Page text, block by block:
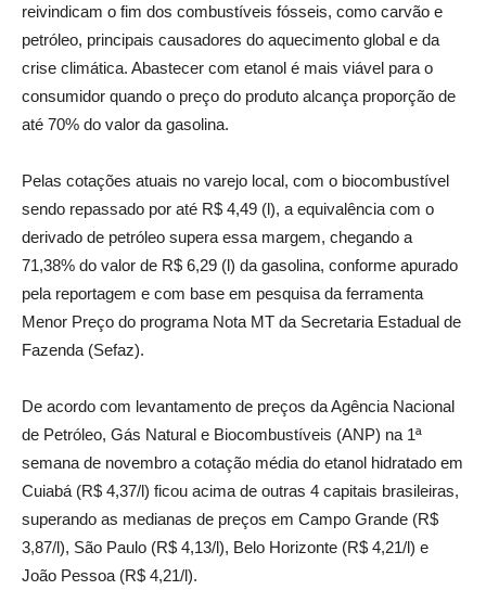
reivindicam o fim dos combustíveis fósseis, como carvão e
petróleo, principais causadores do aquecimento global e da
crise climática. Abastecer com etanol é mais viável para o
consumidor quando o preço do produto alcança proporção de
até 70% do valor da gasolina.
Pelas cotações atuais no varejo local, com o biocombustível
sendo repassado por até R$ 4,49 (l), a equivalência com o
derivado de petróleo supera essa margem, chegando a
71,38% do valor de R$ 6,29 (l) da gasolina, conforme apurado
pela reportagem e com base em pesquisa da ferramenta
Menor Preço do programa Nota MT da Secretaria Estadual de
Fazenda (Sefaz).
De acordo com levantamento de preços da Agência Nacional
de Petróleo, Gás Natural e Biocombustíveis (ANP) na 1ª
semana de novembro a cotação média do etanol hidratado em
Cuiabá (R$ 4,37/l) ficou acima de outras 4 capitais brasileiras,
superando as medianas de preços em Campo Grande (R$
3,87/l), São Paulo (R$ 4,13/l), Belo Horizonte (R$ 4,21/l) e
João Pessoa (R$ 4,21/l).